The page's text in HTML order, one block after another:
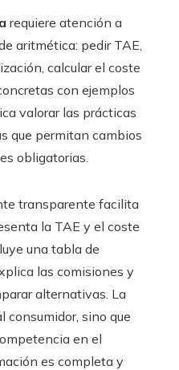
requiere atención a
aritmética: pedir TAE,
calcular el coste
con ejemplos
valorar las prácticas
que permitan cambios
obligatorias.
transparente facilita
la TAE y el coste
una tabla de
las comisiones y
alternativas. La
consumidor, sino que
en el
es completa y